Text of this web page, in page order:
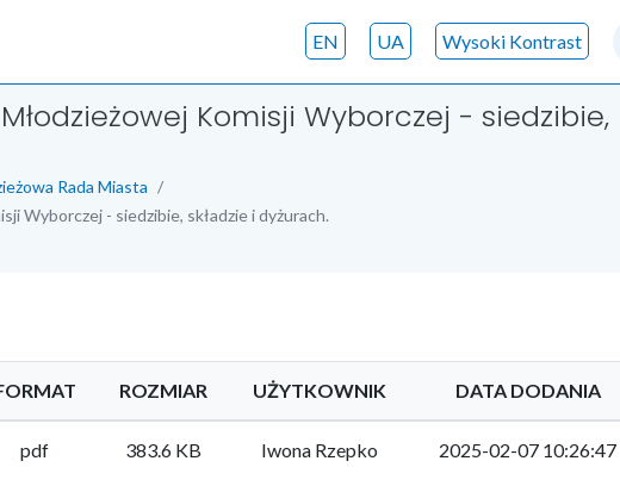
Wysoki Kontrast
UA
EN
Komisji Wyborczej - siedzibie,
Rada Miasta
Wyborczej - siedzibie, składzie i dyżurach.
ROZMIAR UŻYTKOWNIK DATA DODANIA
pdf 383.6 KB Iwona Rzepko 2025-02-07 10:26:47